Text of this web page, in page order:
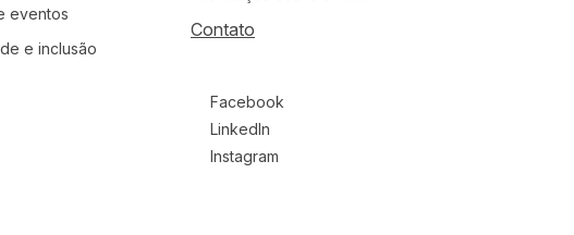
Contato
Facebook
LinkedIn
Instagram
eventos
e inclusão